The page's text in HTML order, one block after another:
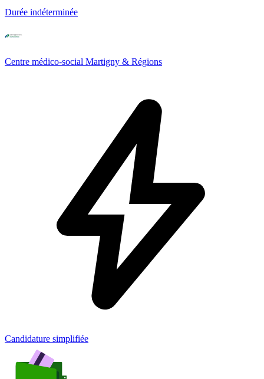
Durée indéterminée
Centre médico-social Martigny & Régions
Candidature simplifiée